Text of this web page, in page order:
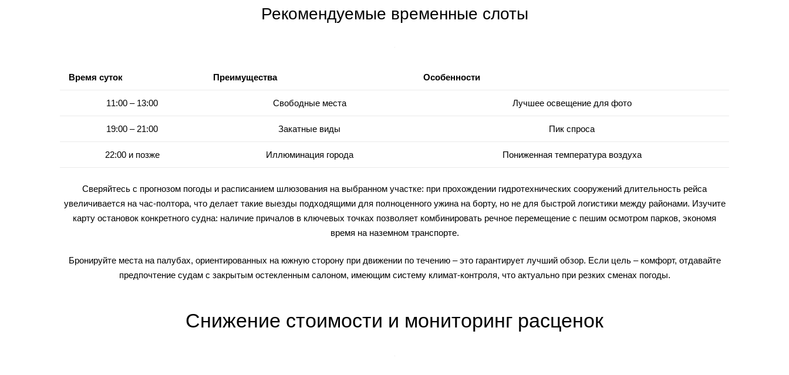
Рекомендуемые временные слоты
Время суток Преимущества Особенности
11:00 – 13:00 Свободные места Лучшее освещение для фото
19:00 – 21:00 Закатные виды Пик спроса
22:00 и позже Иллюминация города Пониженная температура воздуха
Сверяйтесь с прогнозом погоды и расписанием шлюзования на выбранном участке: при прохождении гидротехнических сооружений длительность рейса
увеличивается на час-полтора, что делает такие выезды подходящими для полноценного ужина на борту, но не для быстрой логистики между районами. Изучите
карту остановок конкретного судна: наличие причалов в ключевых точках позволяет комбинировать речное перемещение с пешим осмотром парков, экономя
время на наземном транспорте.
Бронируйте места на палубах, ориентированных на южную сторону при движении по течению – это гарантирует лучший обзор. Если цель – комфорт, отдавайте
предпочтение судам с закрытым остекленным салоном, имеющим систему климат-контроля, что актуально при резких сменах погоды.
Снижение стоимости и мониторинг расценок